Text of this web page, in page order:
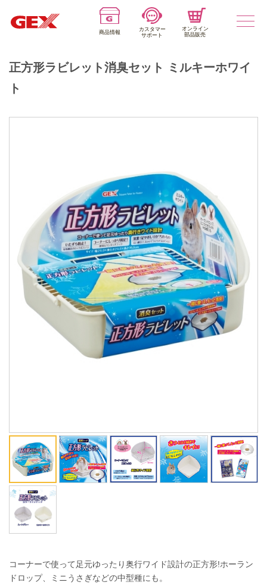
商品情報
カスタマー
サポート
オンライン
部品販売
ENGLISH 中文
正方形ラビレット消臭セット ミルキーホワイ
ト
コーナーで使って足元ゆったり奥行ワイド設計の正方形!ホーラン
ドロップ、ミニうさぎなどの中型種にも。